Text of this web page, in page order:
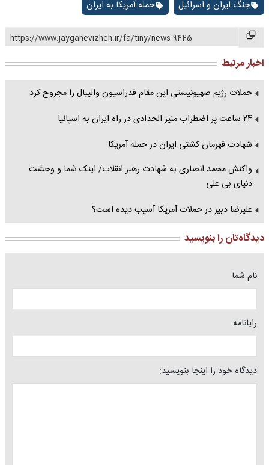
جنگ ایران و اسرائیل حمله آمریکا به ایران
https://www.jaygahevizheh.ir/fa/tiny/news-9445
اخبار مرتبط
حملات رژیم صهیونیستی این مقام فدراسیون والیبال را مجروح کرد
۲۴ ساعت پر اضطراب منیر الحدادی در راه ایران به اسپانیا
شهادت قهرمان کشتی ایران در حمله آمریکا
واکنش محمد انصاری به شهادت رهبر انقلاب/ اینک شما و وحشت
دنیای بی علی
علیرضا دبیر در حملات آمریکا آسیب دیده است؟
دیدگاه‌تان را بنویسید
نام شما
رایانامه
دیدگاه خود را اینجا بنویسید: